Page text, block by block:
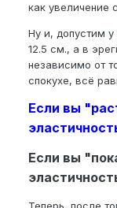
как увеличение
Ну и, допустим
12.5 см., а в
независимо от
спокухе, всё
Если вы
Если вы